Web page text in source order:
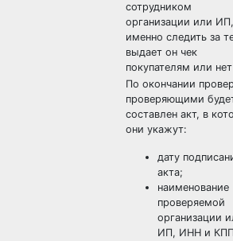
сотрудником
организации или
именно следить за
выдает он чек
покупателям или нет
По окончании
проверяющими
составлен акт, в
они укажут:
дату
акта;
наименование
проверяемой
организации
ИП, ИНН и